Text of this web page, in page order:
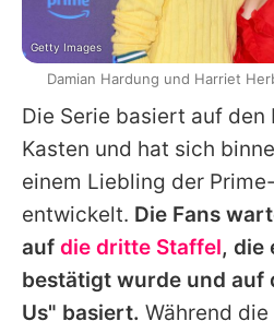
Die Serie basiert auf den
Kasten und hat sich
einem Liebling der
entwickelt. Die Fans
auf die dritte Staffel, die
bestätigt wurde und auf
Us" basiert. Während
Getty Images
Damian Hardung und Harriet